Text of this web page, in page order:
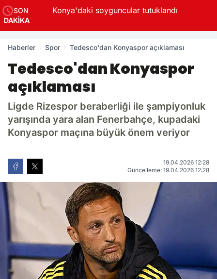
SON
DAKİKA
Konya'daki soyguncular tutuklandı
Haberler Spor Tedesco'dan Konyaspor açıklaması
Tedesco'dan Konyaspor
açıklaması
Ligde Rizespor beraberliği ile şampiyonluk
yarışında yara alan Fenerbahçe, kupadaki
Konyaspor maçına büyük önem veriyor
19.04.2026 12:28
Güncelleme: 19.04.2026 12:28